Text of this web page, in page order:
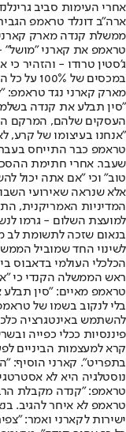
אחרי העימות סביב
ארה"ב דונלד טראמפ
ממשלת קנדה מארק
טראמפ את קארני "מושל"
ג'סטין טרודו - והזהיר
במכסים של 100% על כל הסחורות הקנדיות.
מארק קארני נגד טראמפ:
"סין תבלע את קנדה
העסקים שלהם, המרקם
"אנחנו בעיצומו של קרע,
טראמפ כבר התייחס
שעבר. אחרי חתימת
טוב" וכי "אם אתה יכול
אלא שנראה שאירועי
המדיניות האמריקנית,
למועצת השלום - גרמו
בנאום שזכה לתשומת לב
לשינוי החד שמוביל
הכלכלי העולמי בדאבוס
ראש הממשלה הקנדי כי
טראמפ מאיים: "סין תבלע
בלי לנקוב בשמו של
להשתמש באינטגרציה
פיננסיות ככלי כפייה
קרא למעצמות הביניים
בתפריט". קארני הוסיף:
נוסטלגיה היא לא
טראמפ: "קנדה מקבלת
טראמפ לא איחר להגיב.
ישירות לקארני ואמר: